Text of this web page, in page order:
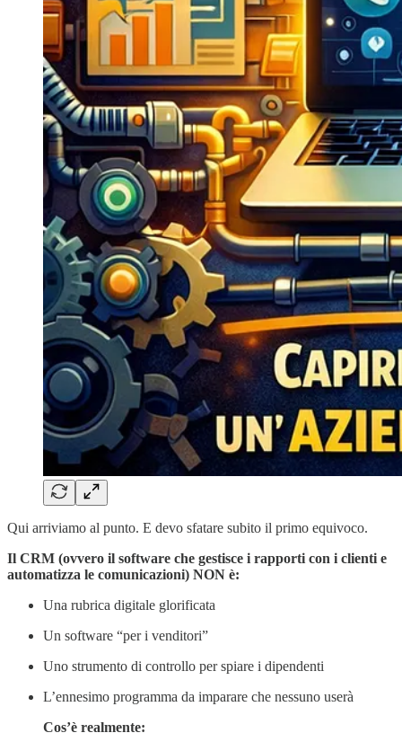
Qui arriviamo al punto. E devo sfatare subito il primo equivoco.
Il CRM (ovvero il software che gestisce i rapporti con i clienti e
automatizza le comunicazioni) NON è:
Una rubrica digitale glorificata
Un software “per i venditori”
Uno strumento di controllo per spiare i dipendenti
L’ennesimo programma da imparare che nessuno userà
Cos’è realmente: